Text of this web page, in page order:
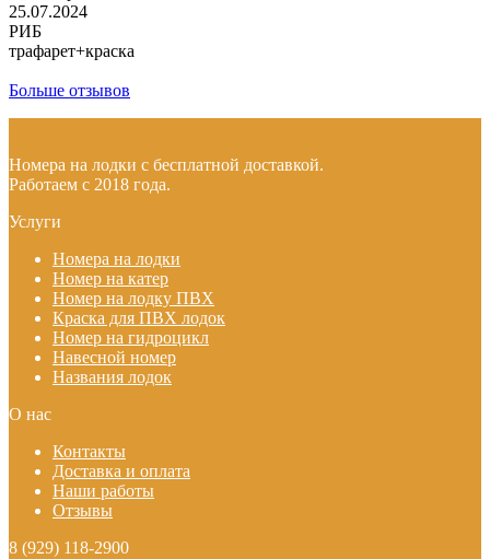
25.07.2024
РИБ
трафарет+краска
Больше отзывов
Номера на лодки с бесплатной доставкой.
Работаем с 2018 года.
Услуги
Номера на лодки
Номер на катер
Номер на лодку ПВХ
Краска для ПВХ лодок
Номер на гидроцикл
Навесной номер
Названия лодок
О нас
Контакты
Доставка и оплата
Наши работы
Отзывы
8 (929) 118-2900